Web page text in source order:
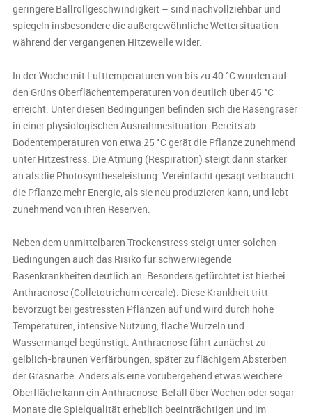
geringere Ballrollgeschwindigkeit – sind nachvollziehbar und
spiegeln insbesondere die außergewöhnliche Wettersituation
während der vergangenen Hitzewelle wider.
In der Woche mit Lufttemperaturen von bis zu 40 °C wurden auf
den Grüns Oberflächentemperaturen von deutlich über 45 °C
erreicht. Unter diesen Bedingungen befinden sich die Rasengräser
in einer physiologischen Ausnahmesituation. Bereits ab
Bodentemperaturen von etwa 25 °C gerät die Pflanze zunehmend
unter Hitzestress. Die Atmung (Respiration) steigt dann stärker
an als die Photosyntheseleistung. Vereinfacht gesagt verbraucht
die Pflanze mehr Energie, als sie neu produzieren kann, und lebt
zunehmend von ihren Reserven.
Neben dem unmittelbaren Trockenstress steigt unter solchen
Bedingungen auch das Risiko für schwerwiegende
Rasenkrankheiten deutlich an. Besonders gefürchtet ist hierbei
Anthracnose (Colletotrichum cereale). Diese Krankheit tritt
bevorzugt bei gestressten Pflanzen auf und wird durch hohe
Temperaturen, intensive Nutzung, flache Wurzeln und
Wassermangel begünstigt. Anthracnose führt zunächst zu
gelblich-braunen Verfärbungen, später zu flächigem Absterben
der Grasnarbe. Anders als eine vorübergehend etwas weichere
Oberfläche kann ein Anthracnose-Befall über Wochen oder sogar
Monate die Spielqualität erheblich beeinträchtigen und im